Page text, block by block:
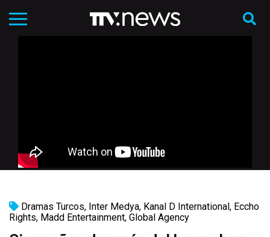
Dramas Turcos, Inter Medya, Kanal D International , Eccho
Rights, Madd Entertainment, Global Agency